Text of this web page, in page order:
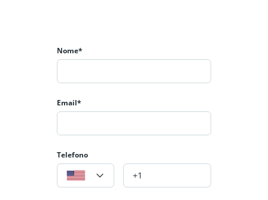
Nome*
Email*
Telefono